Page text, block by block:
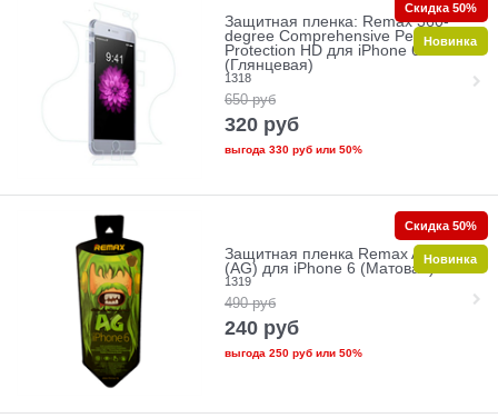
Защитная пленка: Remax 360-
degree Comprehensive Perfect
Protection HD для iPhone 6
(Глянцевая)
1318
650 руб
320 руб
выгода 330 рубили 50%
Скидка 50%
Новинка
Защитная пленка Remax Anti-Glits
(AG) для iPhone 6 (Матовая)
1319
490 руб
240 руб
выгода 250 рубили 50%
Скидка 50%
Новинка